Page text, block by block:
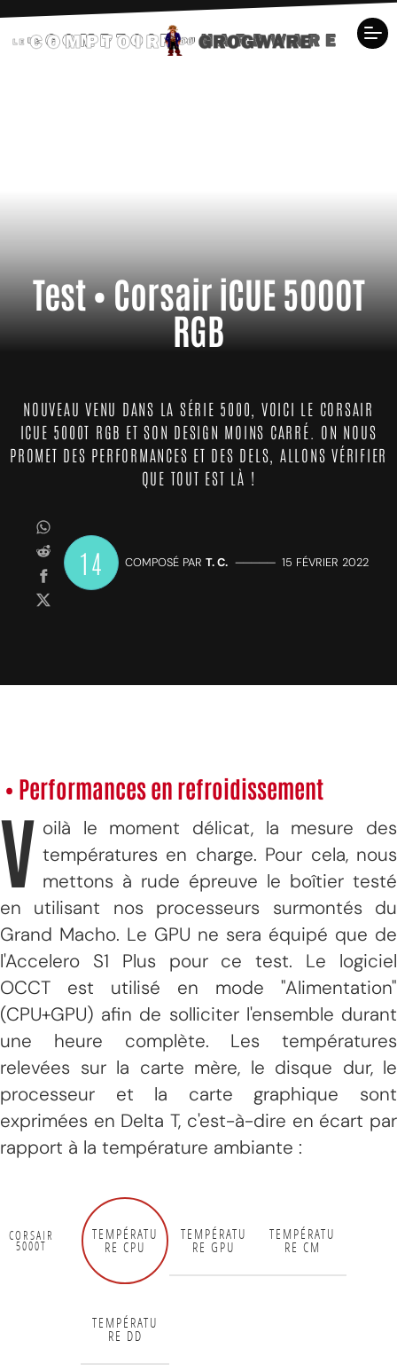
Test • Corsair iCUE 5000T
RGB
NOUVEAU VENU DANS LA SÉRIE 5000, VOICI LE CORSAIR
ICUE 5000T RGB ET SON DESIGN MOINS CARRÉ. ON NOUS
PROMET DES PERFORMANCES ET DES DELS, ALLONS VÉRIFIER
QUE TOUT EST LÀ !
14 COMPOSÉ PAR T. C. ————— 15 FÉVRIER 2022
• Performances en refroidissement
V oilà le moment délicat, la mesure des
températures en charge. Pour cela, nous
mettons à rude épreuve le boîtier testé
en utilisant nos processeurs surmontés du
Grand Macho. Le GPU ne sera équipé que de
l'Accelero S1 Plus pour ce test. Le logiciel
OCCT est utilisé en mode "Alimentation"
(CPU+GPU) afin de solliciter l'ensemble durant
une heure complète. Les températures
relevées sur la carte mère, le disque dur, le
processeur et la carte graphique sont
exprimées en Delta T, c'est-à-dire en écart par
rapport à la température ambiante :